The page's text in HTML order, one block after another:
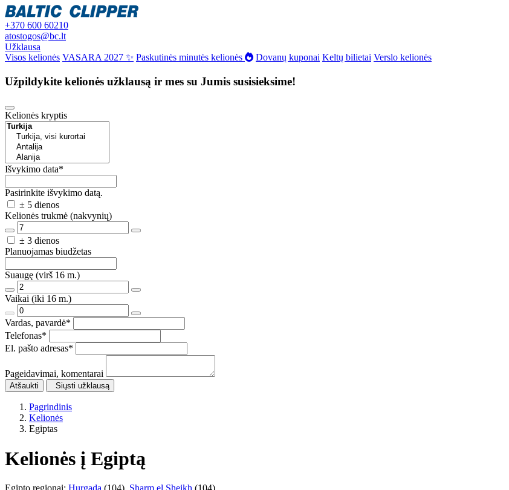
+370 600 60210
atostogos@bc.lt
Užklausa
Visos kelionės VASARA 2027 ✨ Paskutinės minutės kelionės Dovanų kuponai Keltų bilietai Verslo kelionės
Užpildykite kelionės užklausą ir mes su Jumis susisieksime!
Kelionės kryptis
Išvykimo data*
Pasirinkite išvykimo datą.
± 5 dienos
Kelionės trukmė (nakvynių)
± 3 dienos
Planuojamas biudžetas
Suaugę (virš 16 m.)
Vaikai (iki 16 m.)
Vardas, pavardė*
Telefonas*
El. pašto adresas*
Pageidavimai, komentarai
Atšaukti Siųsti užklausą
Pagrindinis
Kelionės
Egiptas
Kelionės į Egiptą